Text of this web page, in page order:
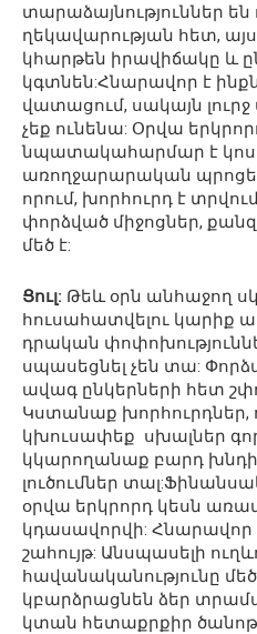
տարաձայնություններ են
ղեկավարության հետ,
կհարթեն իրավիճակը և
կգտնեն:Հնարավոր է
վատացում, սակայն
չեք ունենա: Օրվա
նպատակահարմար է
առողջարարական
որում, խորհուրդ է
փորձված միջոցներ,
մեծ է:
Ցուլ: Թեև օրն անհաջող
հուսահատվելու կարիք
դրական
սպասեցնել չեն տա:
ավագ ընկերների հետ
Կստանաք խորհուրդներ,
կխուսափեք սխալներ
կկարողանաք բարդ
լուծումներ
օրվա երկրորդ կեսն
կդասավորվի: Հնարավոր
շահույթ: Անսպասելի
հավանականությունը
կբարձրացնեն ձեր
կտան հետաքրքիր